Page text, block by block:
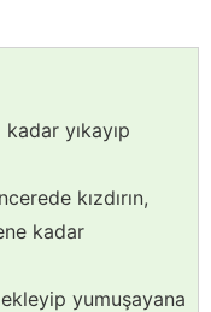
yıkayıp
kızdırın,
kadar
yumuşayana